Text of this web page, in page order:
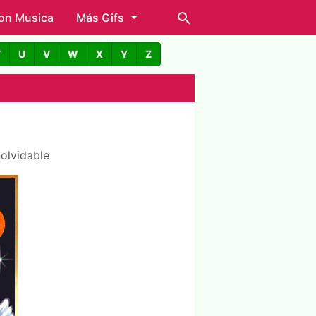
Musica Más Gifs
U V W X Y Z